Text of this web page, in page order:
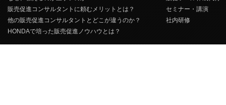
販売促進コンサルタントに頼むメリットとは？
他の販売促進コンサルタントとどこが違うのか？
HONDAで培った販売促進ノウハウとは？
セミナー・講演
社内研修